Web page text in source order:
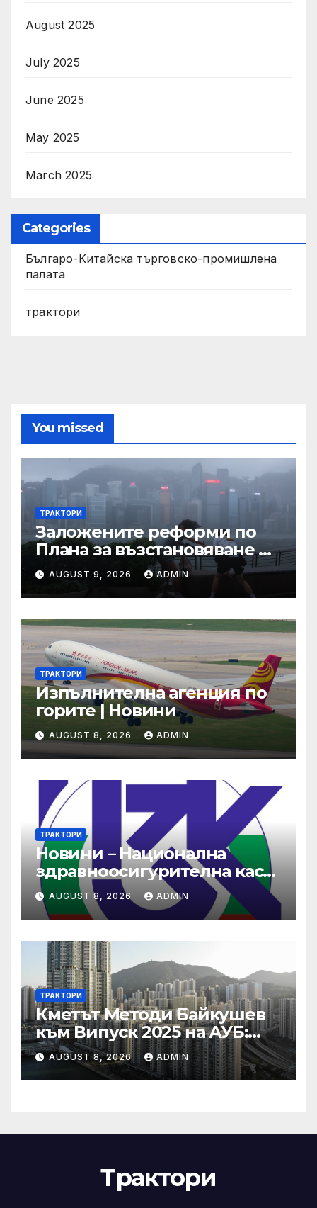
August 2025
July 2025
June 2025
May 2025
March 2025
Categories
Българо-Китайска търговско-промишлена
палата
трактори
You missed
ТРАКТОРИ
Заложените реформи по
Плана за възстановяване и
устойчивост в част
енергетика са
неизпълними
AUGUST 9, 2026 ADMIN
ТРАКТОРИ
Изпълнителна агенция по
горите | Новини
AUGUST 8, 2026 ADMIN
ТРАКТОРИ
Новини – Национална
здравноосигурителна каса
(НЗОК)
AUGUST 8, 2026 ADMIN
ТРАКТОРИ
Кметът Методи Байкушев
към Випуск 2025 на АУБ:
“Помнете Благоевград и се
връщайте тук!”
AUGUST 8, 2026 ADMIN
Трактори